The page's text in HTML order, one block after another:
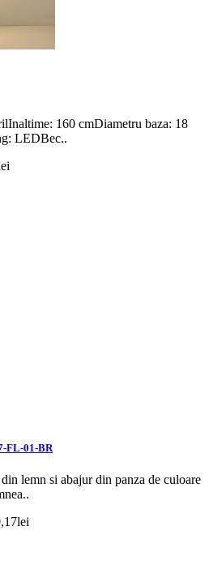
160 cmDiametru baza: 18
LEDBec..
FL-01-BR
lemn si abajur din panza de culoare